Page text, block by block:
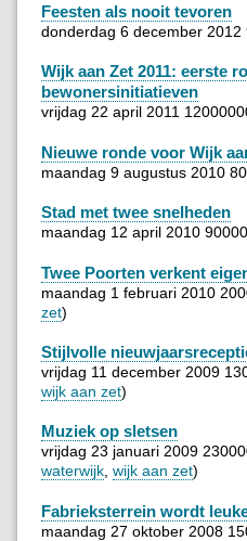
Feesten als nooit tevoren
donderdag 6 december 2012
Wijk aan Zet 2011: eerste
bewonersinitiatieven
vrijdag 22 april 2011
Nieuwe ronde voor Wijk
maandag 9 augustus 2010
Stad met twee snelheden
maandag 12 april 2010
Twee Poorten verkent
maandag 1 februari 2010
zet)
Stijlvolle
vrijdag 11 december 2009
wijk aan zet)
Muziek op sletsen
vrijdag 23 januari 2009
waterwijk, wijk aan zet)
Fabrieksterrein wordt
maandag 27 oktober 2008